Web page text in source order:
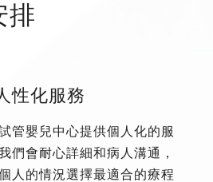
排
性化服務
管嬰兒中心提供個人化的服
們會耐心詳細和病人溝通，
人的情況選擇最適合的療程